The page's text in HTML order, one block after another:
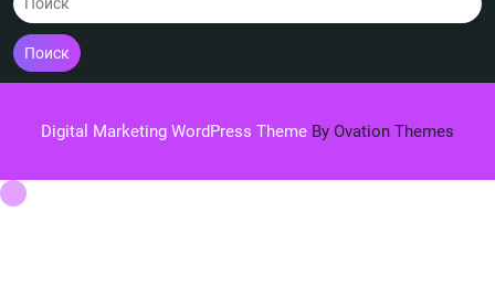
Поиск
Digital Marketing WordPress Theme By Ovation Themes